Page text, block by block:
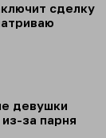
сделку
разрушить и
- Трамп
девушки
за парня